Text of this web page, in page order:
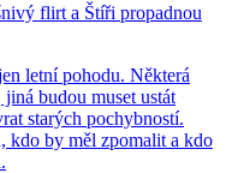
flirt a Štíři propadnou
letní pohodu. Některá
budou muset ustát
starých pochybností.
kdo by měl zpomalit a kdo